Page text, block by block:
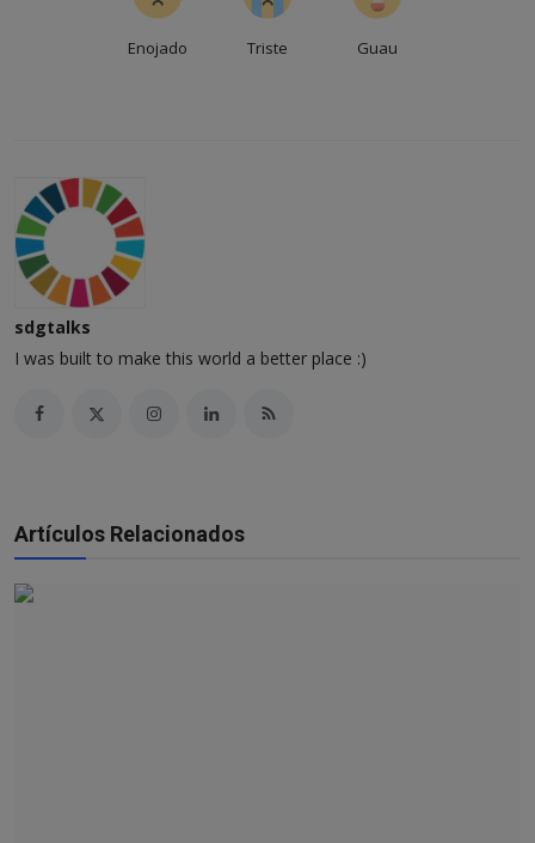
Enojado Triste Guau
sdgtalks
I was built to make this world a better place :)
Artículos Relacionados